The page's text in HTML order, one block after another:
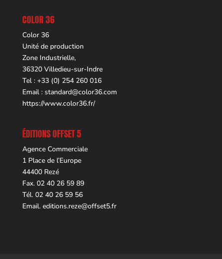
COLOR 36
Color 36
Unité de production
Zone Industrielle,
36320 Villedieu-sur-Indre
Tel : +33 (0) 254 260 016
Email : standard@color36.com
https://www.color36.fr/
ÉDITIONS OFFSET 5
Agence Commerciale
1 Place de l’Europe
44400 Rezé
Fax. 02 40 26 59 89
Tél. 02 40 26 59 56
Email. editions.reze@offset5.fr